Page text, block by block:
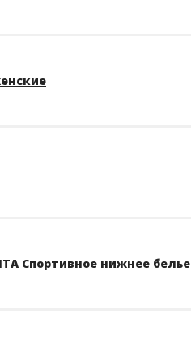
Спортивное нижнее белье